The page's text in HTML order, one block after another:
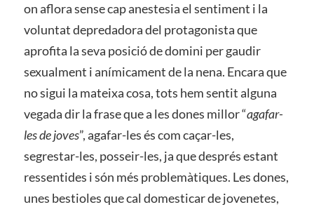
on aflora sense cap anestesia el sentiment i la
voluntat depredadora del protagonista que
aprofita la seva posició de domini per gaudir
sexualment i anímicament de la nena. Encara que
no sigui la mateixa cosa, tots hem sentit alguna
vegada dir la frase que a les dones millor “agafar-
les de joves”, agafar-les és com caçar-les,
segrestar-les, posseir-les, ja que després estant
ressentides i són més problemàtiques. Les dones,
unes bestioles que cal domesticar de jovenetes,